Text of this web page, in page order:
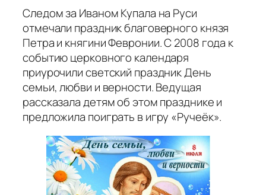
Следом за Иваном Купала на Руси
отмечали праздник благоверного князя
Петра и княгини Февронии. С 2008 года к
событию церковного календаря
приурочили светский праздник День
семьи, любви и верности. Ведущая
рассказала детям об этом празднике и
предложила поиграть в игру «Ручеёк».